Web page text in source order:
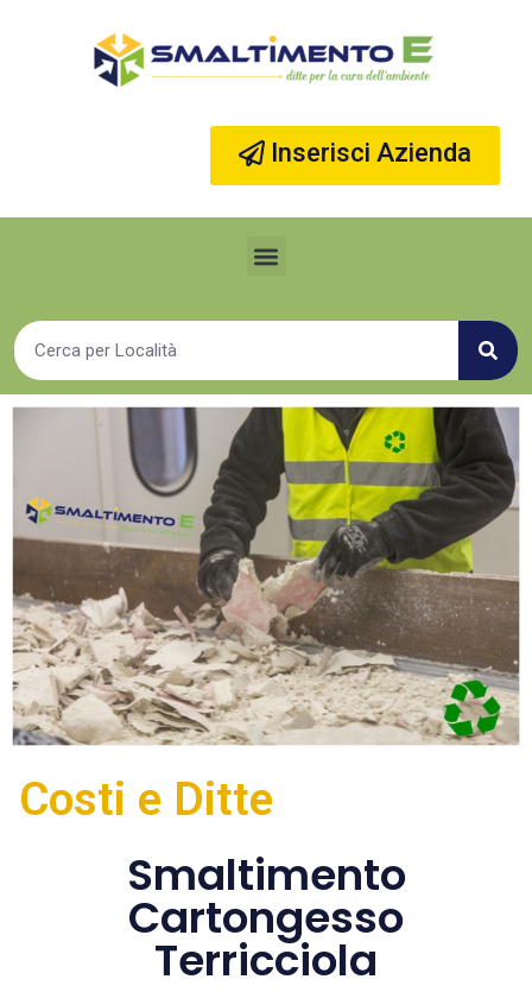
Inserisci Azienda
Costi e Ditte
Smaltimento
Cartongesso
Terricciola